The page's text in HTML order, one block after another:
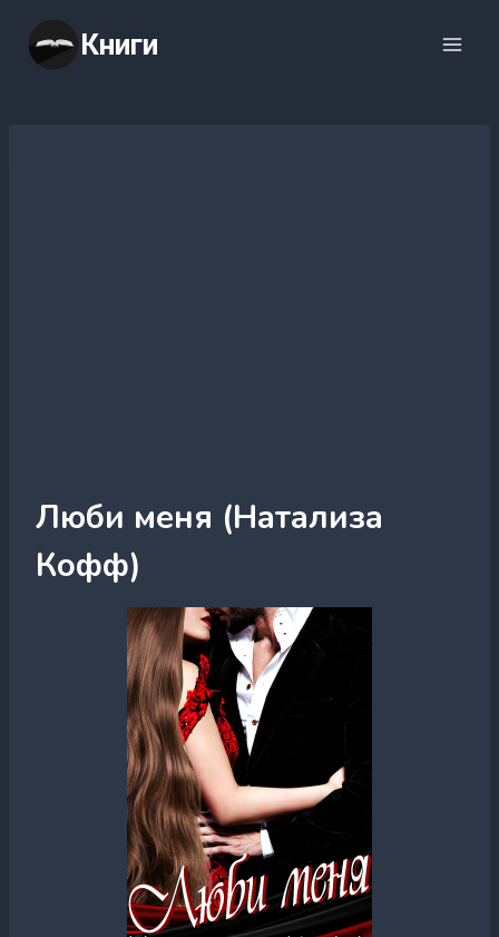
содержимому
Книги
Люби меня (Натализа
Кофф)